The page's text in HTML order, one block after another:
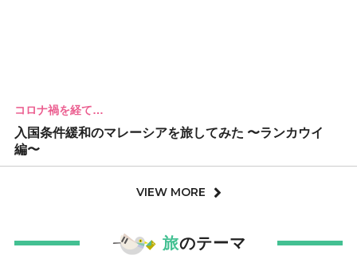
コロナ禍を経て…
入国条件緩和のマレーシアを旅してみた 〜ランカウイ
編〜
VIEW MORE
旅のテーマ